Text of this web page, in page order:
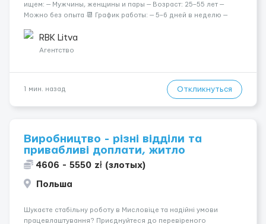
ищем: — Мужчины, женщины и пары — Возраст: 25–55 лет —
Можно без опыта 📆 График работы: — 5–6 дней в неделю —
18:0...RBK Litva
Агентство
1 мин. назад Откликнуться
Виробництво - різні відділи та
привабливі доплати, житло
4606 - 5550 zł (злотых)
Польша
Шукаєте стабільну роботу в Мисловіце та надійні умови
працевлаштування? Приєднуйтеся до перевіреного